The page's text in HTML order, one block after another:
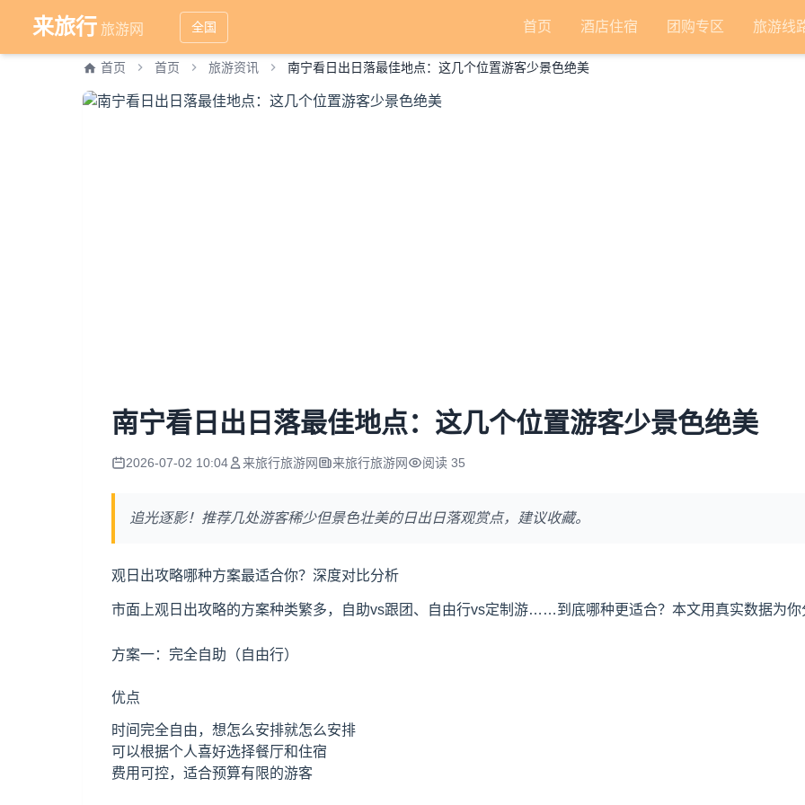
来旅行 旅游网 全国 首页 酒店住宿 团购专区 旅游线
首页 首页 旅游资讯 南宁看日出日落最佳地点：这几个位置游客少景色绝美
南宁看日出日落最佳地点：这几个位置游客少景色绝美
2026-07-02 10:04 来旅行旅游网 来旅行旅游网 阅读 35
追光逐影！推荐几处游客稀少但景色壮美的日出日落观赏点，建议收藏。
观日出攻略哪种方案最适合你？深度对比分析
市面上观日出攻略的方案种类繁多，自助vs跟团、自由行vs定制游……到底哪种更适合？本文用真实数据为你
方案一：完全自助（自由行）
优点
时间完全自由，想怎么安排就怎么安排
可以根据个人喜好选择餐厅和住宿
费用可控，适合预算有限的游客